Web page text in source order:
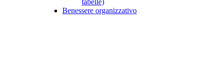
tabelle)
Benessere organizzativo